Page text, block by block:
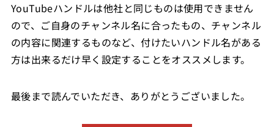
YouTubeハンドルは他社と同じものは使用できません
ので、ご自身のチャンネル名に合ったもの、チャンネル
の内容に関連するものなど、付けたいハンドル名がある
方は出来るだけ早く設定することをオススメします。
最後まで読んでいただき、ありがとうございました。